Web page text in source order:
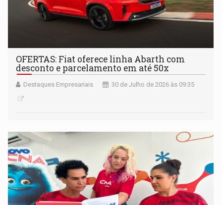
OFERTAS: Fiat oferece linha Abarth com
desconto e parcelamento em até 50x
Destaques Empresariais 30 de Julho de 2026 às 09:35